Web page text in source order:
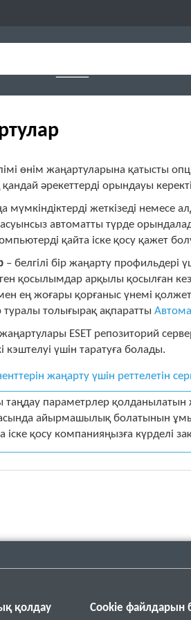
өнім жаңартуларына қатысты
қандай әрекеттерді орындауы
жеткізеді немесе
автоматты түрде
қайта іске қосу қажет
– белгілі бір жаңарту профильдері
қосылымдар арқылы қосылған
ең жоғары қорғаныс үнемі
толығырақ ақпаратты
ESET репозиторий
үшін таратуға болады.
жаңарту үшін реттелетін
таңдау параметрлер
айырмашылық болатынын
іске қосу компанияңызға күрделі
қолдау Cookie файлдарын